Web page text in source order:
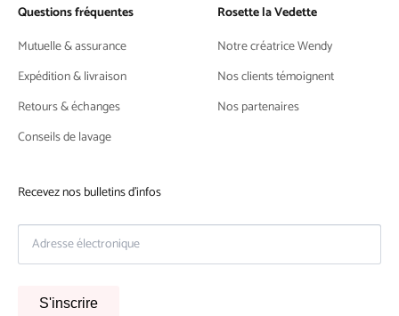
Questions fréquentes
Mutuelle & assurance
Expédition & livraison
Retours & échanges
Conseils de lavage
Rosette la Vedette
Notre créatrice Wendy
Nos clients témoignent
Nos partenaires
Recevez nos bulletins d'infos
S'inscrire